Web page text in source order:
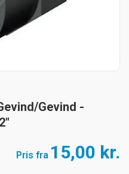
Gevind -
Pris fra 15,00 kr.